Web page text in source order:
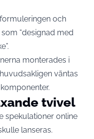
och
“designad med
monterades i
väntas
tvivel
spekulationer online
lanseras.